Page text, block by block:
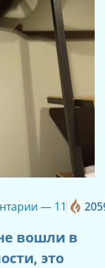
— 11
вошли в
это